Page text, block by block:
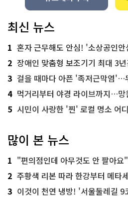
최신 뉴스
1 혼자 근무해도 안심! '소상공인
2 장애인 맞춤형 보조기기 최대 3년간
3 걸을 때마다 아픈 '족저근막염'…무작
4 먹거리부터 야경 라이브까지…망
5 시민이 사랑한 '찐' 로컬 명소 어디?
많이 본 뉴스
1 "편의점인데 아무것도 안 팔아요" 서울에
2 주황색 리본 따라 한강부터 메타세쿼이
3 이것이 천연 냉방! '서울둘레길